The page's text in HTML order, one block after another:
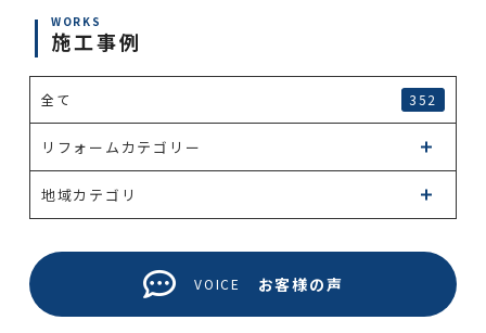
WORKS
施工事例
全て 352
リフォームカテゴリー
地域カテゴリ
VOICE お客様の声